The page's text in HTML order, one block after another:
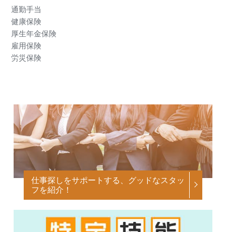
通勤手当
健康保険
厚生年金保険
雇用保険
労災保険
仕事探しをサポートする、グッドなスタッ
フを紹介！